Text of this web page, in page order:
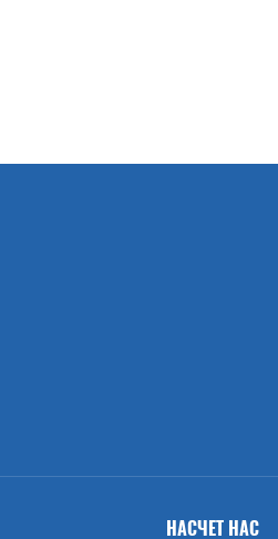
Субару (США)
НАСЧЕТ НАС